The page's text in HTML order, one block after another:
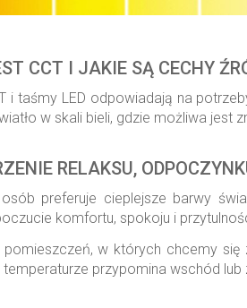
CCT I JAKIE SĄ CECHY
i taśmy LED odpowiadają na
w skali bieli, gdzie możliwa jest
RELAKSU,
preferuje cieplejsze barwy
komfortu, spokoju i
w których chcemy się
temperaturze przypomina wschód